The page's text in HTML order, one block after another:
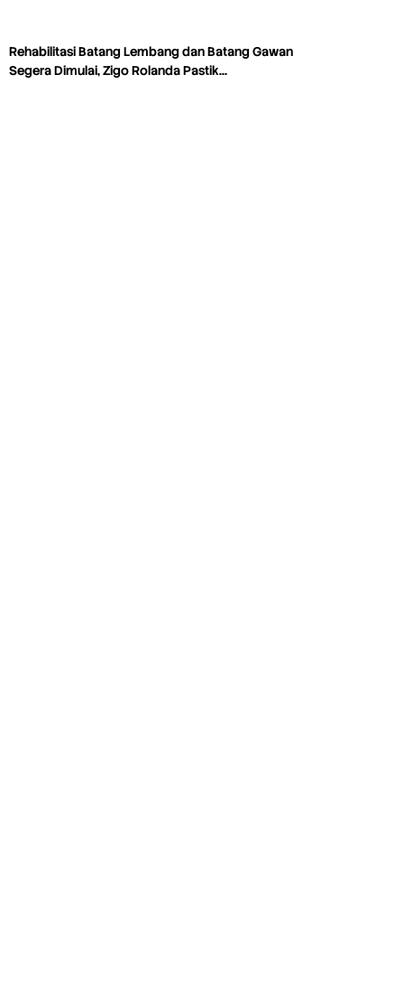
Rehabilitasi Batang Lembang dan Batang Gawan
Segera Dimulai, Zigo Rolanda Pastik…